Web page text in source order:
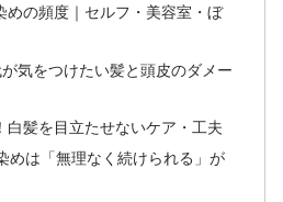
めの頻度｜セルフ・美容室・ぼ
気をつけたい髪と頭皮のダメー
白髪を目立たせないケア・工夫
めは「無理なく続けられる」が